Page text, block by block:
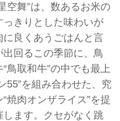
空舞”は、数あるお米の
きりとした味わいが
良くあうごはんと言
回るこの季節に、鳥
鳥取和牛”の中でも最上
55”を組み合わせた、究
焼肉オンザライス”を提
ます。クセがなく跳